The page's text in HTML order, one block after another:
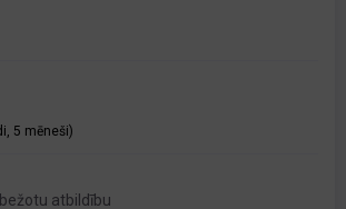
5 mēneši)
atbildību